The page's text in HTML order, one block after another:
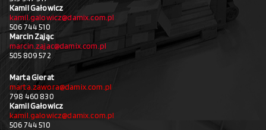
Kamil Gałowicz
kamil.galowicz@damix.com.pl
506 744 510
Marcin Zając
marcin.zajac@damix.com.pl
505 809 572
Marta Gierat
marta.zawora@damix.com.pl
798 460 830
Kamil Gałowicz
kamil.galowicz@damix.com.pl
506 744 510